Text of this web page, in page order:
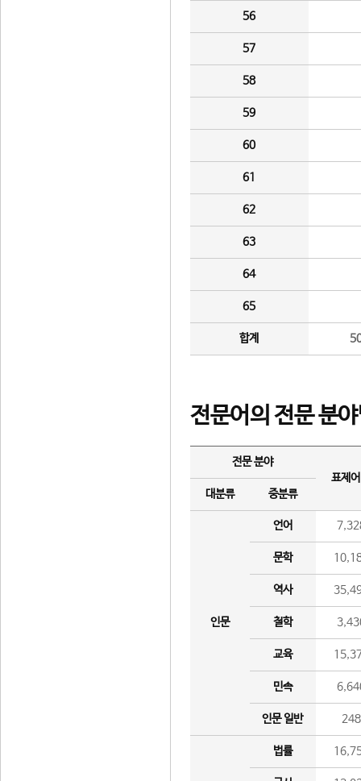
56
57
58
59
60
61
62
63
64
65
합계
전문어의 전문 분
전문 분야
표제
대분류
중분류
인문
언어
문학
역사
철학
교육
민속
인문 일반 248
법률